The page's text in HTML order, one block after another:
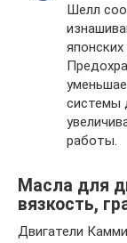
Шелл
системы
работы.
Масла для
вязкость,
Двигатели